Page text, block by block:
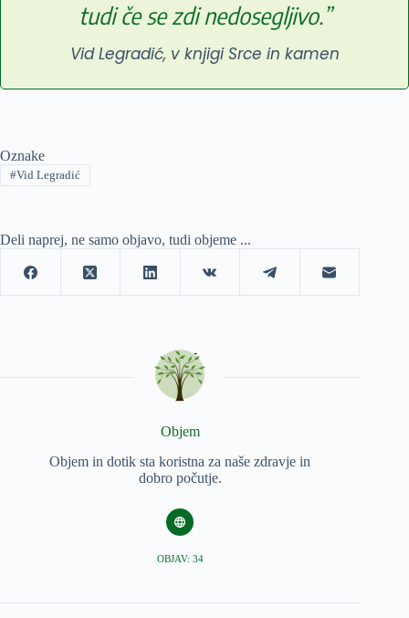
tudi če se zdi nedosegljivo.”
Vid Legradić, v knjigi Srce in kamen
Oznake
#Vid Legradić
Deli naprej, ne samo objavo, tudi objeme ...
Objem
Objem in dotik sta koristna za naše zdravje in
dobro počutje.
OBJAV: 34